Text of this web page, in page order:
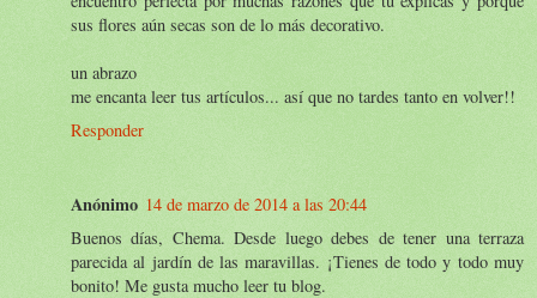
sus flores aún secas son de lo más decorativo.
un abrazo
me encanta leer tus artículos... así que no tardes tanto en volver!!
Responder
Anónimo 14 de marzo de 2014 a las 20:44
Buenos días, Chema. Desde luego debes de tener una terraza
parecida al jardín de las maravillas. ¡Tienes de todo y todo muy
bonito! Me gusta mucho leer tu blog.